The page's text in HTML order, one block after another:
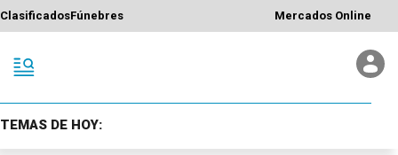
ClasificadosFúnebres Mercados Online
TEMAS DE HOY: